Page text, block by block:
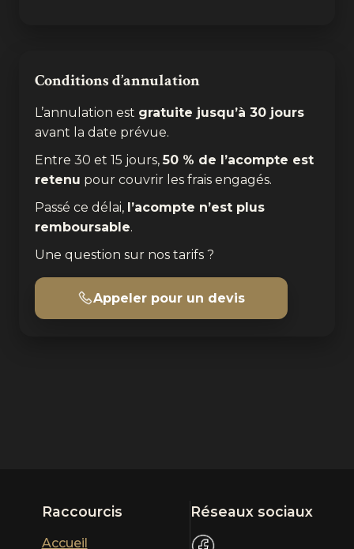
Conditions d’annulation
L’annulation est gratuite jusqu’à 30 jours
avant la date prévue.
Entre 30 et 15 jours,50 % de l’acompte est
retenu pour couvrir les frais engagés.
Passé ce délai, l’acompte n’est plus
remboursable.
Une question sur nos tarifs ?
Appeler pour un devis
Raccourcis
Accueil
Réseaux sociaux